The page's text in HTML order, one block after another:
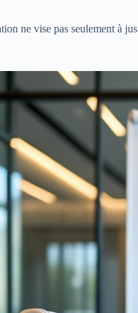
ne vise pas seulement à